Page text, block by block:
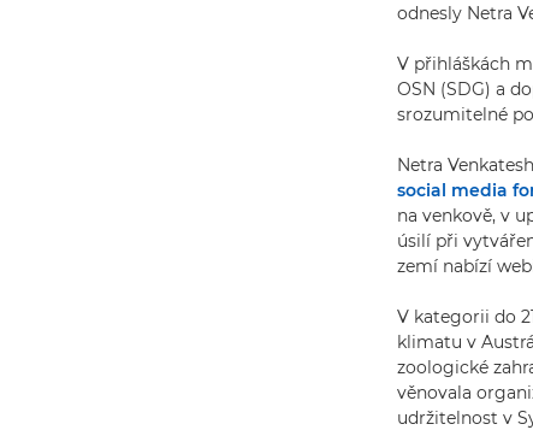
odnesly Netra
V přihláškách
OSN (SDG) a
srozumitelné
Netra
social media
na venkově, v
úsilí při
zemí nabízí
V kategorii do
klimatu v
zoologické
věnovala
udržitelnost v